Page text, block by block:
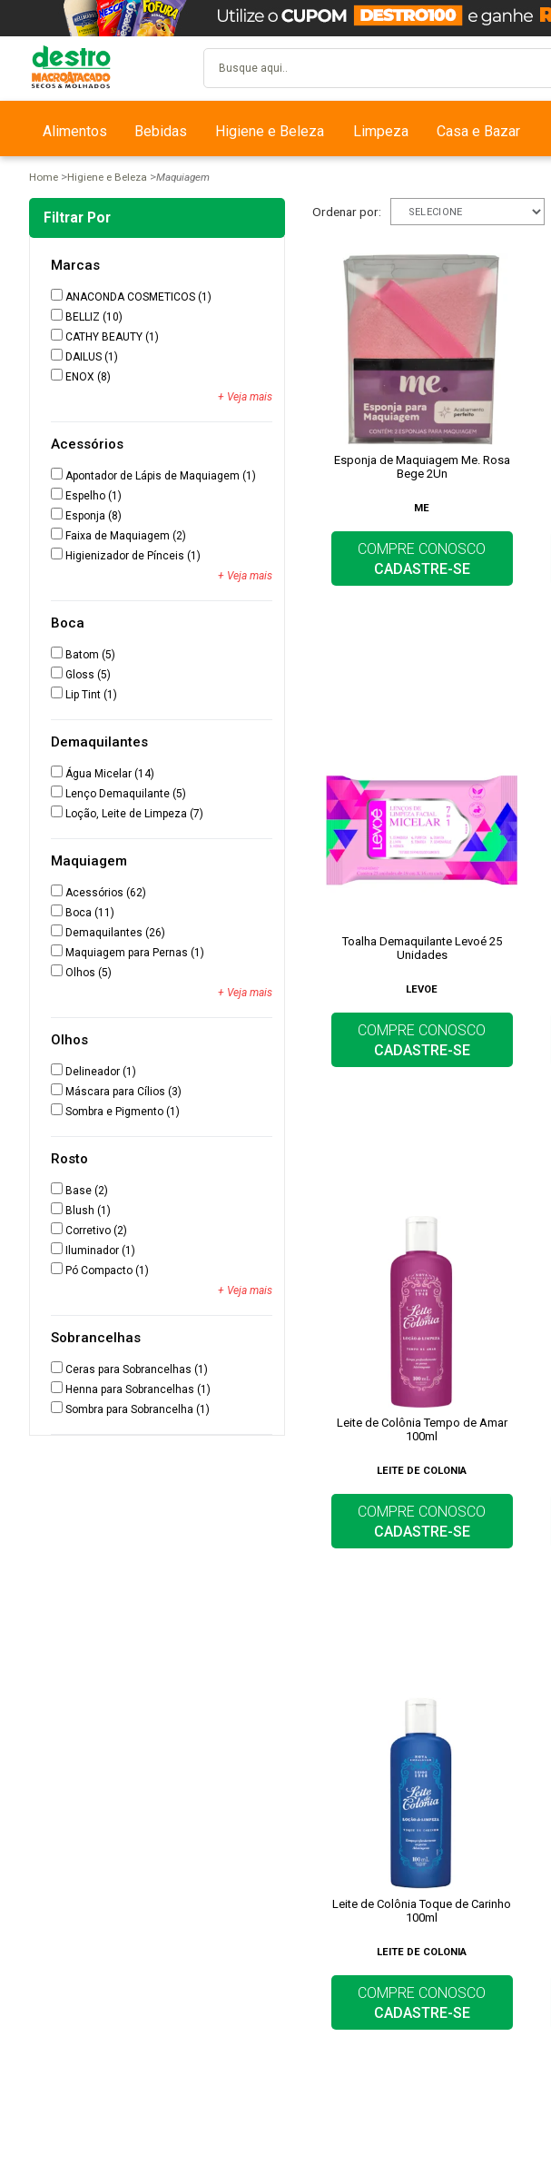
Alimentos Bebidas Higiene e Beleza Limpeza Casa e Bazar
Home Higiene e Beleza Maquiagem
Filtrar Por
Marcas
ANACONDA COSMETICOS (1)
BELLIZ (10)
CATHY BEAUTY (1)
DAILUS (1)
ENOX (8)
+ Veja mais
Acessórios
Apontador de Lápis de Maquiagem (1)
Espelho (1)
Esponja (8)
Faixa de Maquiagem (2)
Higienizador de Pínceis (1)
+ Veja mais
Boca
Batom (5)
Gloss (5)
Lip Tint (1)
Demaquilantes
Água Micelar (14)
Lenço Demaquilante (5)
Loção, Leite de Limpeza (7)
Maquiagem
Acessórios (62)
Boca (11)
Demaquilantes (26)
Maquiagem para Pernas (1)
Olhos (5)
+ Veja mais
Olhos
Delineador (1)
Máscara para Cílios (3)
Sombra e Pigmento (1)
Rosto
Base (2)
Blush (1)
Corretivo (2)
Iluminador (1)
Pó Compacto (1)
+ Veja mais
Sobrancelhas
Ceras para Sobrancelhas (1)
Henna para Sobrancelhas (1)
Sombra para Sobrancelha (1)
Ordenar por:
Esponja de Maquiagem Me. Rosa
Bege 2Un
ME
COMPRE CONOSCO
CADASTRE-SE
Toalha Demaquilante Levoé 25
Unidades
LEVOE
COMPRE CONOSCO
CADASTRE-SE
Leite de Colônia Tempo de Amar
100ml
LEITE DE COLONIA
COMPRE CONOSCO
CADASTRE-SE
Leite de Colônia Toque de Carinho
100ml
LEITE DE COLONIA
COMPRE CONOSCO
CADASTRE-SE